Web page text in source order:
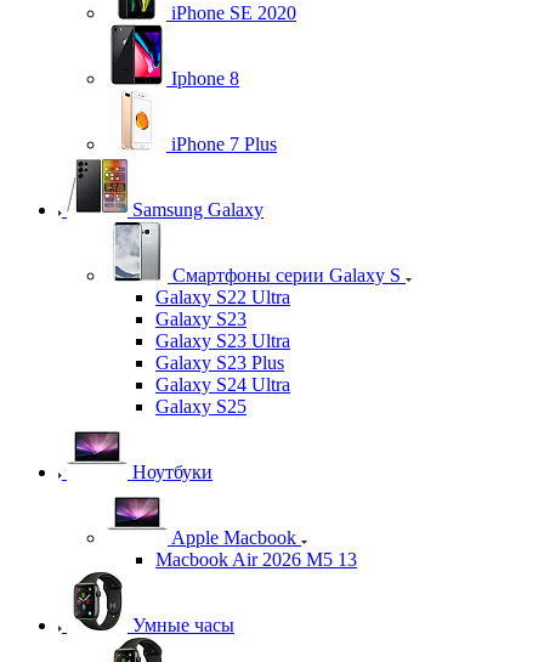
iPhone SE 2020
Iphone 8
iPhone 7 Plus
Samsung Galaxy
Смартфоны серии Galaxy S
Galaxy S22 Ultra
Galaxy S23
Galaxy S23 Ultra
Galaxy S23 Plus
Galaxy S24 Ultra
Galaxy S25
Ноутбуки
Apple Macbook
Macbook Air 2026 M5 13
Умные часы